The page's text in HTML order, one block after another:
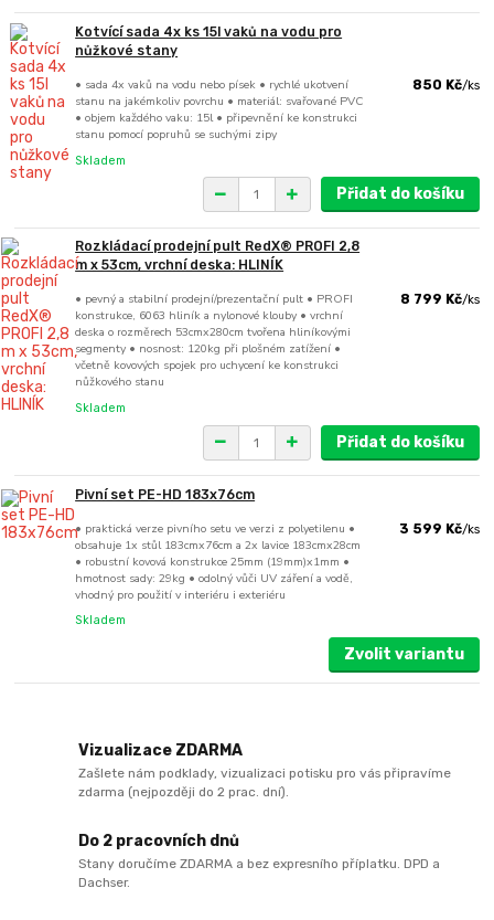
Kotvící sada 4x ks 15l vaků na vodu pro
nůžkové stany
• sada 4x vaků na vodu nebo písek • rychlé ukotvení
stanu na jakémkoliv povrchu • materiál: svařované PVC
• objem každého vaku: 15l • připevnění ke konstrukci
stanu pomocí popruhů se suchými zipy
850 Kč/ks
Skladem
Přidat do košíku
Rozkládací prodejní pult RedX® PROFI 2,8
m x 53cm, vrchní deska: HLINÍK
• pevný a stabilní prodejní/prezentační pult • PROFI
konstrukce, 6063 hliník a nylonové klouby • vrchní
deska o rozměrech 53cmx280cm tvořena hliníkovými
segmenty • nosnost: 120kg při plošném zatížení •
včetně kovových spojek pro uchycení ke konstrukci
nůžkového stanu
8 799 Kč/ks
Skladem
Přidat do košíku
Pivní set PE-HD 183x76cm
• praktická verze pivního setu ve verzi z polyetilenu •
obsahuje 1x stůl 183cmx76cm a 2x lavice 183cmx28cm
• robustní kovová konstrukce 25mm (19mm)x1mm •
hmotnost sady: 29kg • odolný vůči UV záření a vodě,
vhodný pro použití v interiéru i exteriéru
3 599 Kč/ks
Skladem
Zvolit variantu
Vizualizace ZDARMA
Zašlete nám podklady, vizualizaci potisku pro vás připravíme
zdarma (nejpozději do 2 prac. dní).
Do 2 pracovních dnů
Stany doručíme ZDARMA a bez expresního příplatku. DPD a
Dachser.